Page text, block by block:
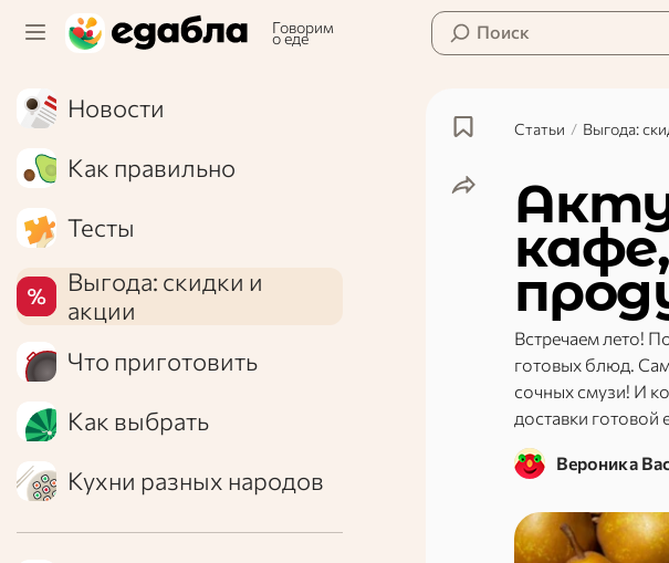
Говорим
о еде Поиск
Новости
Как правильно
Тесты
Выгода: скидки и
акции
Что приготовить
Как выбрать
Кухни разных народов
Статьи / Выгода:
Встречаем лето!
готовых блюд.
сочных смузи! И
доставки готовой
Вероника